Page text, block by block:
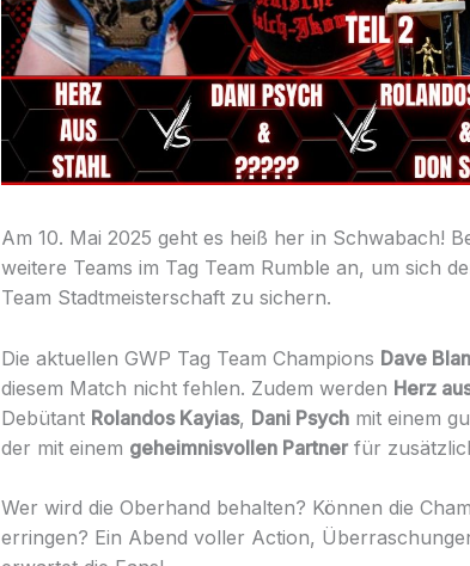
Am 10. Mai 2025 geht es heiß her in Schwabach!
weitere Teams im Tag Team Rumble an, um sich
Team Stadtmeisterschaft zu sichern.
Die aktuellen GWP Tag Team Champions Dave
diesem Match nicht fehlen. Zudem werden Herz
Debütant Rolandos Kayias, Dani Psych mit einem
der mit einem geheimnisvollen Partner für
Wer wird die Oberhand behalten? Können die
erringen? Ein Abend voller Action,